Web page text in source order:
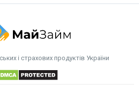
і страхових продуктів України